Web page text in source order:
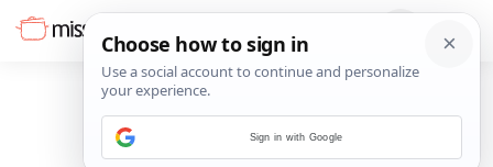
Sign in with Google